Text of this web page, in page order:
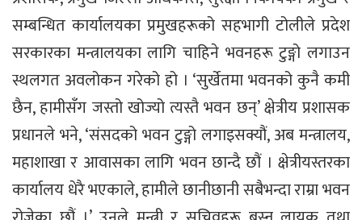
सम्बन्धित कार्यालयका प्रमुखहरूको सहभागी टोलीले प्रदेश
सरकारका मन्त्रालयका लागि चाहिने भवनहरू टुङ्गो लगाउन
स्थलगत अवलोकन गरेको हो । ‘सुर्खेतमा भवनको कुनै कमी
छैन, हामीसँग जस्तो खोज्यो त्यस्तै भवन छन्’ क्षेत्रीय प्रशासक
प्रधानले भने, ‘संसदको भवन टुङ्गो लगाइसक्यौं, अब मन्त्रालय,
महाशाखा र आवासका लागि भवन छान्दै छौं । क्षेत्रीयस्तरका
कार्यालय धेरै भएकाले, हामीले छानीछानी सबैभन्दा राम्रा भवन